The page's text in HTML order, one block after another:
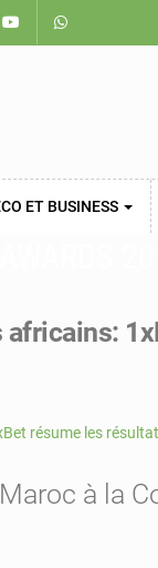
ET BUSINESS
à la